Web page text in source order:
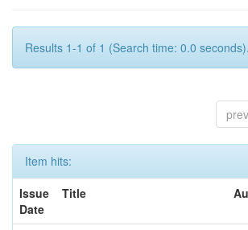
Results 1-1 of 1 (Search time: 0.0 seconds).
Item hits:
Issue
Date
Title